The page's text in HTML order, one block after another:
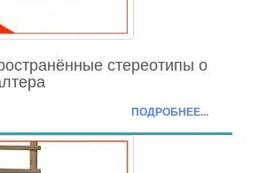
стереотипы о
ПОДРОБНЕЕ...